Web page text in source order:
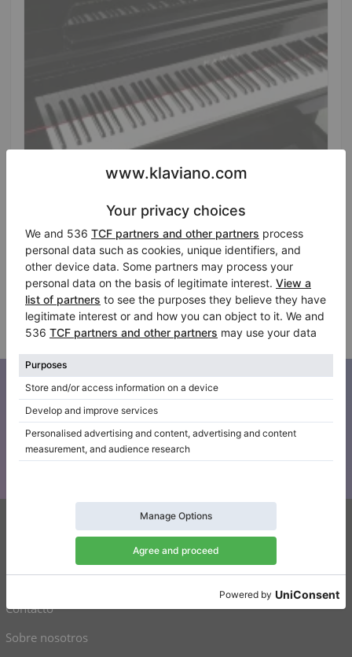
Preguntar por el precio
Kawai US-85, piano vertical negro de alto brillo, 88
teclas, 3 pedales
País:Estados Unidos
Ciudad:San Diego
Empresa
Suscríbase a nuestro boletín de
noticias
Manténgase al día con todas las noticias de Klaviano
FAQ
Contacto
Sobre nosotros